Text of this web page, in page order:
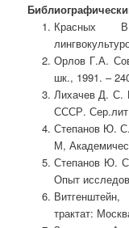
Красных
Орлов Г.А.
шк., 1991. –
Лихачeв Д. С.
СССР.
Степанов Ю.
М,
Степанов Ю.
Опыт
трактат: